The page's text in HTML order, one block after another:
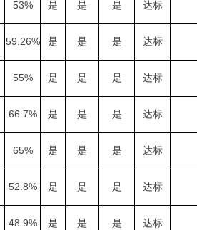
53% 是 是 是 达标
59.26% 是 是 是 达标
55% 是 是 是 达标
66.7% 是 是 是 达标
65% 是 是 是 达标
52.8% 是 是 是 达标
48.9% 是 是 是 达标